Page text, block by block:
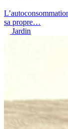
sa propre…
Jardin